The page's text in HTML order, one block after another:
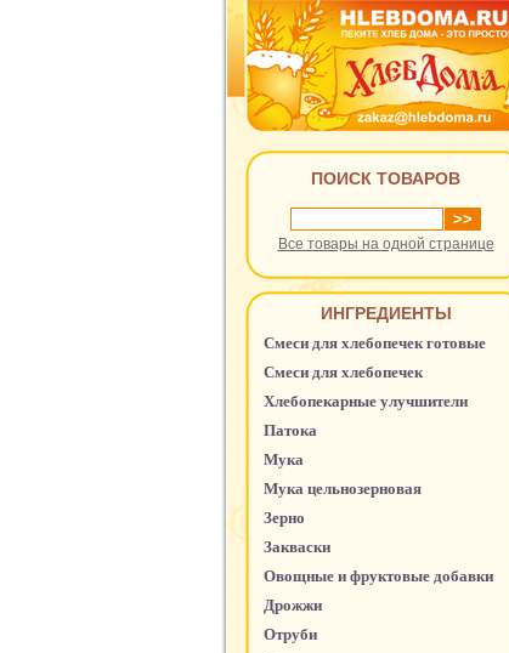
ПОИСК ТОВАРОВ
Все товары на одной странице
ИНГРЕДИЕНТЫ
Смеси для хлебопечек готовые
Смеси для хлебопечек
Хлебопекарные улучшители
Патока
Мука
Мука цельнозерновая
Зерно
Закваски
Овощные и фруктовые добавки
Дрожжи
Отруби